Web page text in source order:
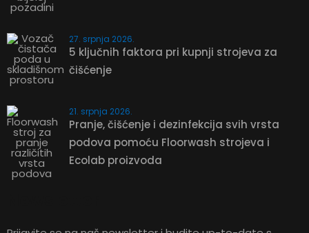
ZATRAŽITE
27. srpnja 2026.
5 ključnih faktora pri kupnji strojeva za
čišćenje
21. srpnja 2026.
Pranje, čišćenje i dezinfekcija svih vrsta
podova pomoću Floorwash strojeva i
Ecolab proizvoda